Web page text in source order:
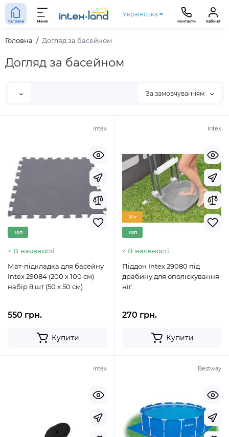
Головна Меню
Українська
Контакти Кабінет
Головна Догляд за басейном
Догляд за басейном
За замовчуванням
Intex
Топ
В наявності
Мат-підкладка для басейну
Intex 29084 (200 х 100 см)
набір 8 шт (50 x 50 см)
550 грн.
Купити
Intex
Хіт
Топ
В наявності
Піддон Intex 29080 під
драбину для ополіскування
ніг
270 грн.
Купити
Intex Bestway